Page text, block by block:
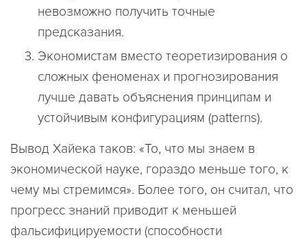
невозможно получить точные
предсказания.
Экономистам вместо теоретизирования о
сложных феноменах и прогнозирования
лучше давать объяснения принципам и
устойчивым конфигурациям (patterns).
Вывод Хайека таков: «То, что мы знаем в
экономической науке, гораздо меньше того, к
чему мы стремимся». Более того, он считал, что
прогресс знаний приводит к меньшей
фальсифицируемости (способности